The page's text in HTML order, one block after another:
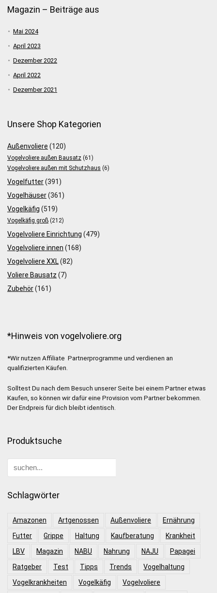
Magazin – Beiträge aus
Mai 2024
April 2023
Dezember 2022
April 2022
Dezember 2021
Unsere Shop Kategorien
Außenvoliere (120)
Vogelvoliere außen Bausatz (61)
Vogelvoliere außen mit Schutzhaus (6)
Vogelfutter(391)
Vogelhäuser(361)
Vogelkäfig (519)
Vogelkäfig groß (212)
Vogelvoliere Einrichtung (479)
Vogelvoliere innen (168)
Vogelvoliere XXL(82)
Voliere Bausatz (7)
Zubehör(161)
*Hinweis von vogelvoliere.org
*Wir nutzen Affiliate Partnerprogramme und verdienen an
qualifizierten Käufen.
Solltest Du nach dem Besuch unserer Seite bei einem Partner etwas
Kaufen, so können wir dafür eine Provision vom Partner bekommen.
Der Endpreis für dich bleibt identisch.
Produktsuche
Schlagwörter
Amazonen Artgenossen Außenvoliere
Ernährung
Futter
Grippe Haltung Kaufberatung
Krankheit
LBV
Magazin NABU Nahrung NAJU
Papagei
Ratgeber
Test Tipps Trends
Vogelhaltung
Vogelkrankheiten
Vogelkäfig Vogelvoliere